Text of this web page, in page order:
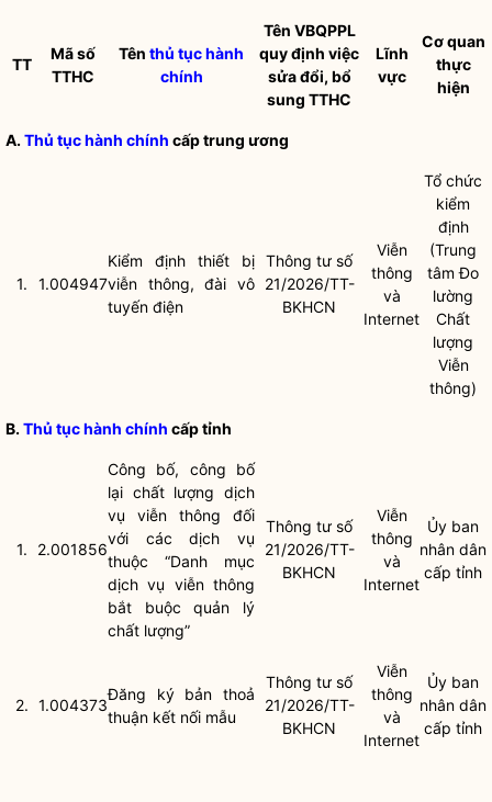
TT
Mã số
TTHC
Tên thủ tục hành
chính
Tên VBQPPL
quy định việc
sửa đổi, bổ
sung TTHC
Lĩnh
vực
Cơ quan
thực
hiện
A.Thủ tục hành chính cấp trung ương
1. 1.004947
Kiểm định thiết bị
viễn thông, đài vô
tuyến điện
Thông tư số
21/2026/TT-
BKHCN
Viễn
thông
và
Internet
Tổ chức
kiểm
định
(Trung
tâm Đo
lường
Chất
lượng
Viễn
thông)
B.Thủ tục hành chính cấp tỉnh
1. 2.001856
Công bố, công bố
lại chất lượng dịch
vụ viễn thông đối
với các dịch vụ
thuộc “Danh mục
dịch vụ viễn thông
bắt buộc quản lý
chất lượng”
Thông tư số
21/2026/TT-
BKHCN
Viễn
thông
và
Internet
Ủy ban
nhân dân
cấp tỉnh
2. 1.004373
Đăng ký bản thoả
thuận kết nối mẫu
Thông tư số
21/2026/TT-
BKHCN
Viễn
thông
và
Internet
Ủy ban
nhân dân
cấp tỉnh